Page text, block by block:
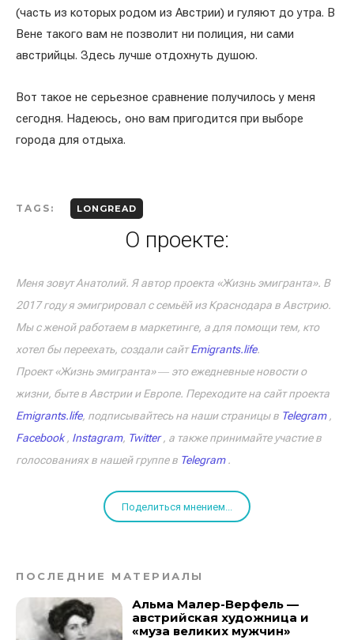
(часть из которых родом из Австрии) и гуляют до утра. В
Вене такого вам не позволит ни полиция, ни сами
австрийцы. Здесь лучше отдохнуть душою.
Вот такое не серьезное сравнение получилось у меня
сегодня. Надеюсь, оно вам пригодится при выборе
города для отдыха.
TAGS: LONGREAD
О проекте:
Меня зовут Анатолий. Я автор проекта «Жизнь эмигранта». В
2017 году я эмигрировал с семьёй из Краснодара в Австрию.
Мы с женой работаем в маркетинге, а для помощи тем, кто
хотел бы переехать, создали сайтEmigrants.life.
Проект «Жизнь эмигранта» ― это ежедневные новости о
жизни, быте в Австрии и Европе. Переходите на сайт проекта
Emigrants.life, подписывайтесь на наши страницы в Telegram,
Facebook, Instagram, Twitter, а также принимайте участие в
голосованиях в нашей группе в Telegram.
Поделиться мнением...
ПОСЛЕДНИЕ МАТЕРИАЛЫ
Альма Малер-Верфель —
австрийская художница и
«муза великих мужчин»